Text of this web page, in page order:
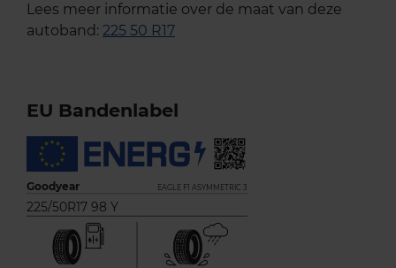
Lees meer informatie over de maat van deze
autoband: 225 50 R17
EU Bandenlabel
Goodyear EAGLE F1 ASYMMETRIC 3
225/50R17 98 Y